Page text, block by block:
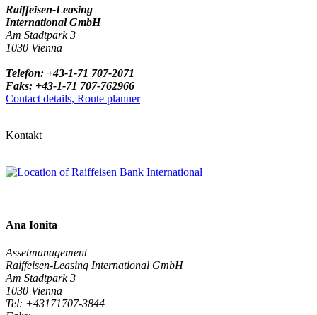
Raiffeisen-Leasing
International GmbH
Am Stadtpark 3
1030 Vienna
Telefon: +43-1-71 707-2071
Faks: +43-1-71 707-762966
Contact details, Route planner
Kontakt
Ana Ionita
Assetmanagement
Raiffeisen-Leasing International GmbH
Am Stadtpark 3
1030 Vienna
Tel: +43171707-3844